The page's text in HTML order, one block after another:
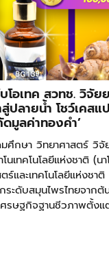
บโอเทค สวทช. วิจั
ปลายน้ำ โชว์เคสแ
ดมูลค่าทองคำ’
ศึกษา วิทยาศาสตร์ วิจั
นเทคโนโลยีแห่งชาติ (น
และเทคโนโลยีแห่งชา
ระดับสมุนไพรไทยจากต้
ศรษฐกิจฐานชีวภาพตั้งแ